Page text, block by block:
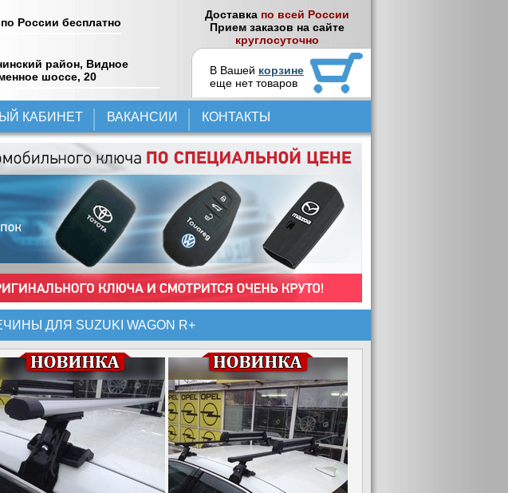
России бесплатно
район, Видное
шоссе, 20
Доставка по всей России
Прием заказов на сайте
круглосуточно
В Вашей корзине
еще нет товаров
КАБИНЕТ ВАКАНСИИ КОНТАКТЫ
ДЛЯ SUZUKI WAGON R+